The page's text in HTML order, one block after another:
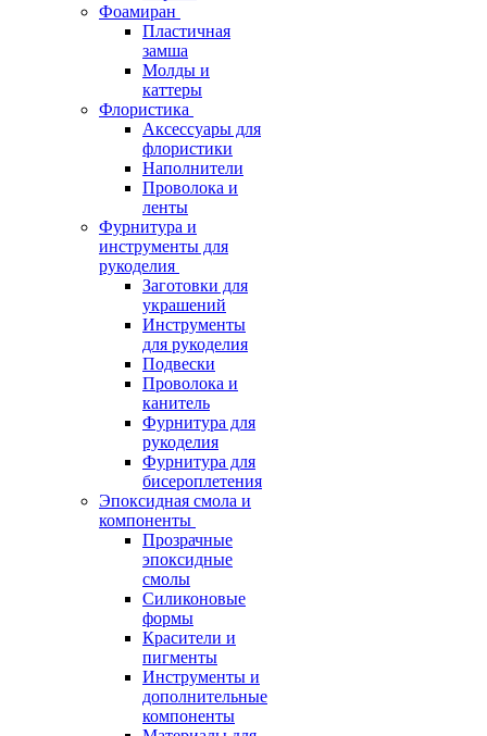
Фоамиран
Пластичная
замша
Молды и
каттеры
Флористика
Аксессуары для
флористики
Наполнители
Проволока и
ленты
Фурнитура и
инструменты для
рукоделия
Заготовки для
украшений
Инструменты
для рукоделия
Подвески
Проволока и
канитель
Фурнитура для
рукоделия
Фурнитура для
бисероплетения
Эпоксидная смола и
компоненты
Прозрачные
эпоксидные
смолы
Силиконовые
формы
Красители и
пигменты
Инструменты и
дополнительные
компоненты